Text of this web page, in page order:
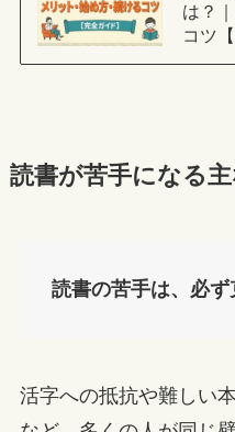
は？
コツ
読書が苦手になる
読書の苦手は、必ず
活字への抵抗や難しい